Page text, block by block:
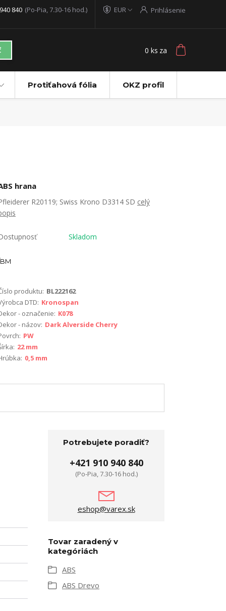
EUR Prihlásenie
840 (Po-Pia, 7.30-16 hod.)
0 ks za
Protiťahová fólia OKZ profil
hrana
R20119; Swiss Krono D3314 SD celý
Skladom
BM
produktu: BL222162
DTD: Kronospan
- označenie: K078
- názov: Dark Alverside Cherry
PW
22 mm
0,5 mm
Potrebujete poradiť?
+421 910 940 840
(Po-Pia, 7.30-16 hod.)
eshop@varex.sk
Tovar zaradený v
kategóriách
ABS
ABS Drevo